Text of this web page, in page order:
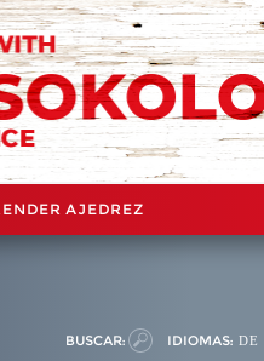
AJEDREZ
BUSCAR: IDIOMAS: DE